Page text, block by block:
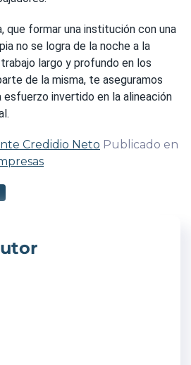
que formar una institución con una
no se logra de la noche a la
largo y profundo en los
de la misma, te aseguramos
esfuerzo invertido en la alineación
Credidio Neto Publicado en